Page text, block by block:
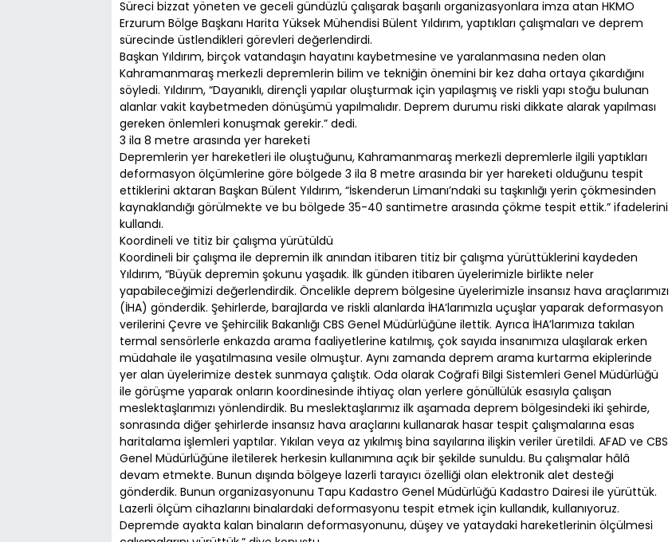
Süreci bizzat yöneten ve geceli gündüzlü çalışarak başarılı organizasyonlara imza atan HKMO
Erzurum Bölge Başkanı Harita Yüksek Mühendisi Bülent Yıldırım, yaptıkları çalışmaları ve deprem
sürecinde üstlendikleri görevleri değerlendirdi.
Başkan Yıldırım, birçok vatandaşın hayatını kaybetmesine ve yaralanmasına neden olan
Kahramanmaraş merkezli depremlerin bilim ve tekniğin önemini bir kez daha ortaya çıkardığını
söyledi. Yıldırım, “Dayanıklı, dirençli yapılar oluşturmak için yapılaşmış ve riskli yapı stoğu bulunan
alanlar vakit kaybetmeden dönüşümü yapılmalıdır. Deprem durumu riski dikkate alarak yapılması
gereken önlemleri konuşmak gerekir.” dedi.
3 ila 8 metre arasında yer hareketi
Depremlerin yer hareketleri ile oluştuğunu, Kahramanmaraş merkezli depremlerle ilgili yaptıkları
deformasyon ölçümlerine göre bölgede 3 ila 8 metre arasında bir yer hareketi olduğunu tespit
ettiklerini aktaran Başkan Bülent Yıldırım, “İskenderun Limanı’ndaki su taşkınlığı yerin çökmesinden
kaynaklandığı görülmekte ve bu bölgede 35-40 santimetre arasında çökme tespit ettik.” ifadelerini
kullandı.
Koordineli ve titiz bir çalışma yürütüldü
Koordineli bir çalışma ile depremin ilk anından itibaren titiz bir çalışma yürüttüklerini kaydeden
Yıldırım, “Büyük depremin şokunu yaşadık. İlk günden itibaren üyelerimizle birlikte neler
yapabileceğimizi değerlendirdik. Öncelikle deprem bölgesine üyelerimizle insansız hava araçlarımızı
(İHA) gönderdik. Şehirlerde, barajlarda ve riskli alanlarda İHA’larımızla uçuşlar yaparak deformasyon
verilerini Çevre ve Şehircilik Bakanlığı CBS Genel Müdürlüğüne ilettik. Ayrıca İHA’larımıza takılan
termal sensörlerle enkazda arama faaliyetlerine katılmış, çok sayıda insanımıza ulaşılarak erken
müdahale ile yaşatılmasına vesile olmuştur. Aynı zamanda deprem arama kurtarma ekiplerinde
yer alan üyelerimize destek sunmaya çalıştık. Oda olarak Coğrafi Bilgi Sistemleri Genel Müdürlüğü
ile görüşme yaparak onların koordinesinde ihtiyaç olan yerlere gönüllülük esasıyla çalışan
meslektaşlarımızı yönlendirdik. Bu meslektaşlarımız ilk aşamada deprem bölgesindeki iki şehirde,
sonrasında diğer şehirlerde insansız hava araçlarını kullanarak hasar tespit çalışmalarına esas
haritalama işlemleri yaptılar. Yıkılan veya az yıkılmış bina sayılarına ilişkin veriler üretildi. AFAD ve CBS
Genel Müdürlüğüne iletilerek herkesin kullanımına açık bir şekilde sunuldu. Bu çalışmalar hâlâ
devam etmekte. Bunun dışında bölgeye lazerli tarayıcı özelliği olan elektronik alet desteği
gönderdik. Bunun organizasyonunu Tapu Kadastro Genel Müdürlüğü Kadastro Dairesi ile yürüttük.
Lazerli ölçüm cihazlarını binalardaki deformasyonu tespit etmek için kullandık, kullanıyoruz.
Depremde ayakta kalan binaların deformasyonunu, düşey ve yataydaki hareketlerinin ölçülmesi